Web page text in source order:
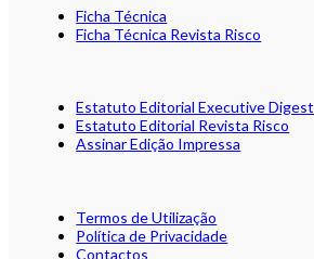
Ficha Técnica
Ficha Técnica Revista Risco
Estatuto Editorial Executive Digest
Estatuto Editorial Revista Risco
Assinar Edição Impressa
Termos de Utilização
Política de Privacidade
Contactos